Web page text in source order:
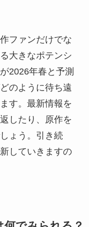
ファンだけでな
大きなポテンシ
2026年春と予測
のように待ち遠
す。最新情報を
したり、原作を
ょう。引き続
していきますの